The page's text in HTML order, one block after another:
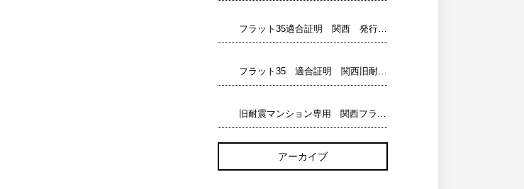
フラット35適合証明 関西 発行済◎523件 発行可能〇 マンションリスト
フラット35 適合証明 関西旧耐震マンション専用 発行済◎220件 発行可能〇2708件 リスト フラット35＠マンション名 検索
旧耐震マンション専用 関西フラット35 発行済◎220件 発行可能〇2708件 マンションリスト フラット35＆マンション名 検索
アーカイブ